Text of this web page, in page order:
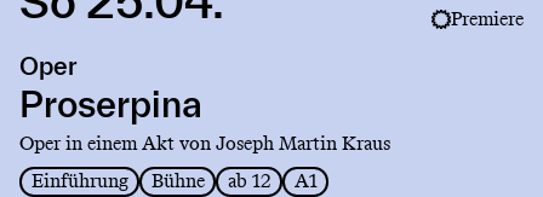
Proserpina
Premiere
Oper
Proserpina
Oper in einem Akt von Joseph Martin Kraus
Einführung
Bühne ab 12 A1